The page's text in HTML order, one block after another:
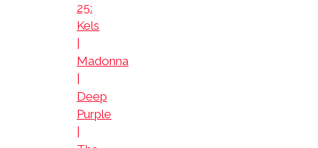
25:
Kels
Madonna
Deep
Purple